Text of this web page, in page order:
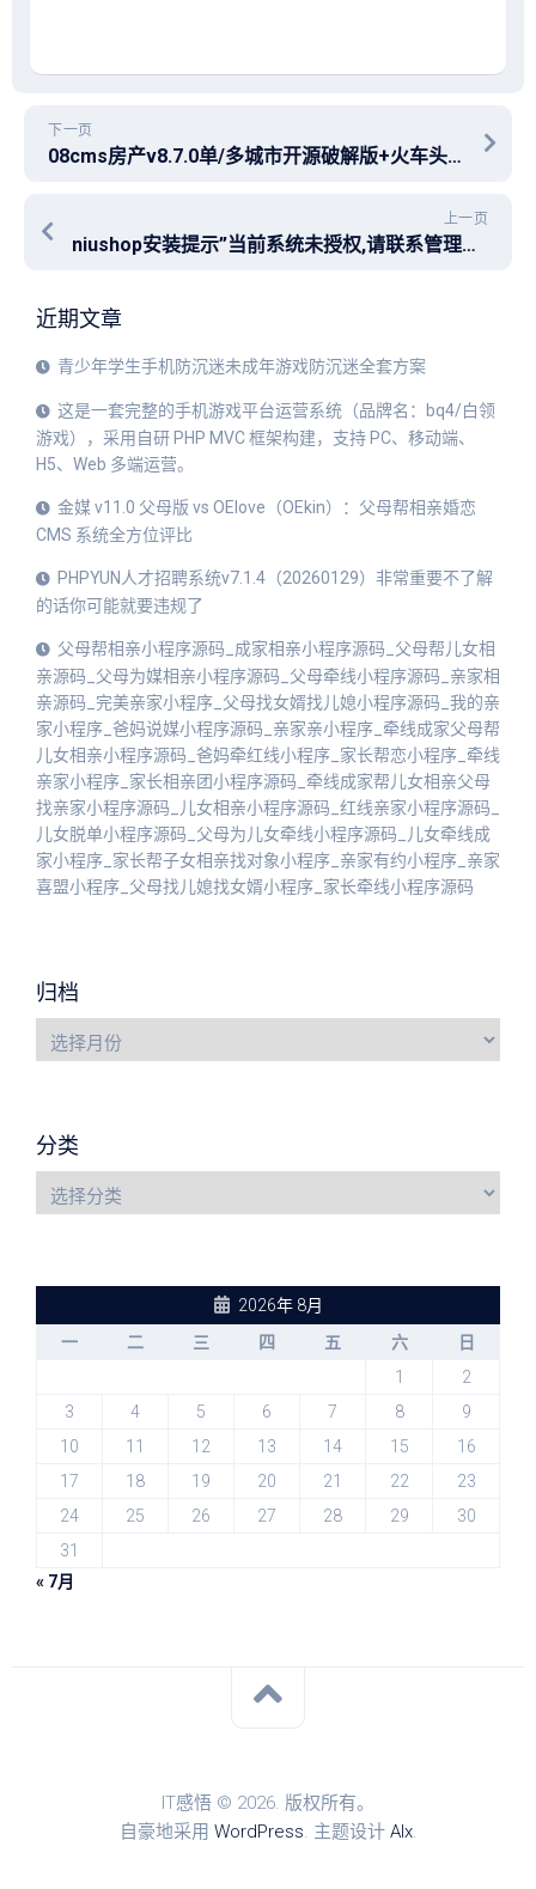
下一页
08cms房产v8.7.0单/多城市开源破解版+火车头采集+AR全景+链家模板+APP源码+小程序(含微聊)
上一页
niushop安装提示”当前系统未授权,请联系管理员”怎么处理
近期文章
青少年学生手机防沉迷未成年游戏防沉迷全套方案
这是一套完整的手机游戏平台运营系统（品牌名：bq4/白领
游戏），采用自研 PHP MVC 框架构建，支持 PC、移动端、
H5、Web 多端运营。
金媒 v11.0 父母版 vs OElove（OEkin）：父母帮相亲婚恋
CMS 系统全方位评比
PHPYUN人才招聘系统v7.1.4（20260129）非常重要不了解
的话你可能就要违规了
父母帮相亲小程序源码_成家相亲小程序源码_父母帮儿女相
亲源码_父母为媒相亲小程序源码_父母牵线小程序源码_亲家相
亲源码_完美亲家小程序_父母找女婿找儿媳小程序源码_我的亲
家小程序_爸妈说媒小程序源码_亲家亲小程序_牵线成家父母帮
儿女相亲小程序源码_爸妈牵红线小程序_家长帮恋小程序_牵线
亲家小程序_家长相亲团小程序源码_牵线成家帮儿女相亲父母
找亲家小程序源码_儿女相亲小程序源码_红线亲家小程序源码_
儿女脱单小程序源码_父母为儿女牵线小程序源码_儿女牵线成
家小程序_家长帮子女相亲找对象小程序_亲家有约小程序_亲家
喜盟小程序_父母找儿媳找女婿小程序_家长牵线小程序源码
归档
分类
2026年 8月
一
二 三 四 五 六
日
1
2
3
4 5 6 7 8
9
10
11 12 13 14 15
16
17
18 19 20 21 22
23
24
25 26 27 28 29
30
31
« 7月
IT感悟 © 2026. 版权所有。
自豪地采用 WordPress. 主题设计 Alx.